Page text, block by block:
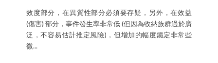
效度部分，在異質性部分必須要存疑，另外，在效益
(傷害) 部分，事件發生率非常低 (但因為收納族群過於廣
泛，不容易估計推定風險)，但增加的幅度鐵定非常些
微...